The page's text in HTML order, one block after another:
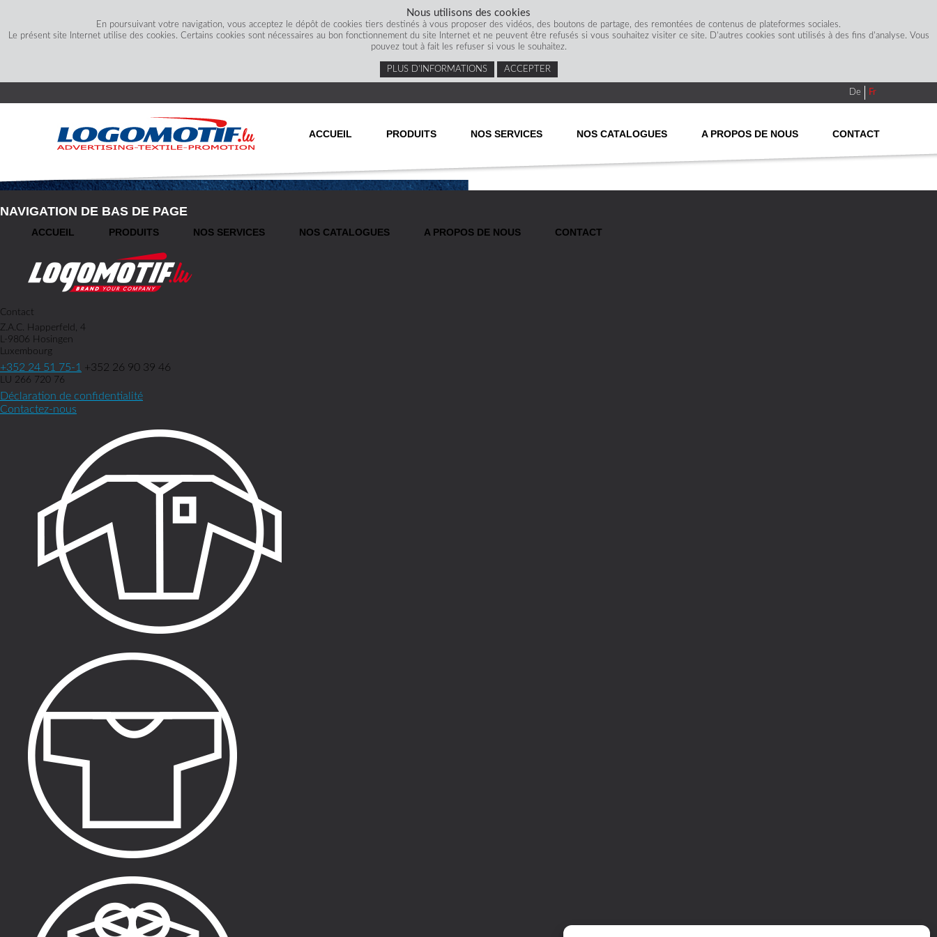
Nous utilisons des cookies
En poursuivant votre navigation, vous acceptez le dépôt de cookies tiers destinés à vous proposer des vidéos, des boutons de partage, des remontées de contenus de plateformes sociales.
Le présent site Internet utilise des cookies. Certains cookies sont nécessaires au bon fonctionnement du site Internet et ne peuvent être refusés si vous souhaitez visiter ce site. D'autres cookies sont utilisés à des fins d'analyse. Vous
pouvez tout à fait les refuser si vous le souhaitez.
PLUS D’INFORMATIONS ACCEPTER
De Fr
ACCUEIL PRODUITS NOS SERVICES NOS CATALOGUES A PROPOS DE NOUS CONTACT
NAVIGATION DE BAS DE PAGE
ACCUEIL PRODUITS NOS SERVICES NOS CATALOGUES A PROPOS DE NOUS CONTACT
Contact
Z.A.C. Happerfeld, 4
L-9806 Hosingen
Luxembourg
+352 24 51 75-1 +352 26 90 39 46
LU 266 720 76
Déclaration de confidentialité
Contactez-nous